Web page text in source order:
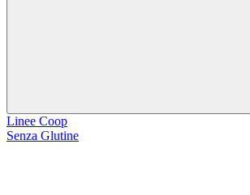
Linee Coop
Senza Glutine